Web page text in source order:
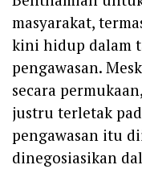
masyarakat,
kini hidup dalam
pengawasan.
secara
justru terletak
pengawasan itu
dinegosiasikan